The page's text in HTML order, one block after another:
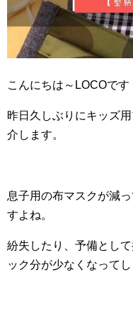
こんにちは～LOCOです
昨日久しぶりにキッズ
介します。
息子用の布マスクが減
すよね。
紛失したり、予備とし
ック分が少なくなって